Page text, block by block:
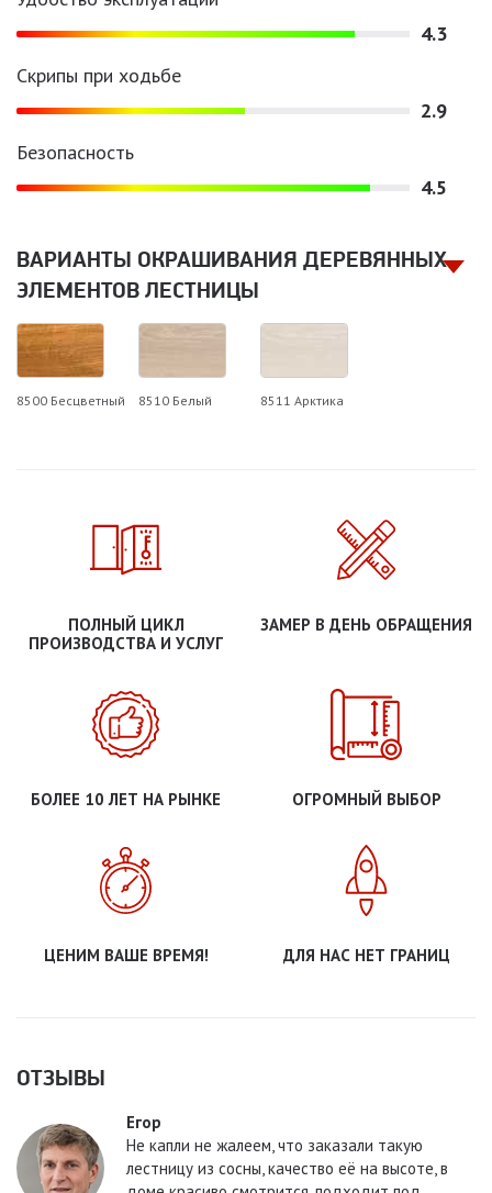
4.3
Скрипы при ходьбе
2.9
Безопасность
4.5
ВАРИАНТЫ ОКРАШИВАНИЯ ДЕРЕВЯННЫХ
ЭЛЕМЕНТОВ ЛЕСТНИЦЫ
8500 Бесцветный 8510 Белый 8511 Арктика
ПОЛНЫЙ ЦИКЛ
ПРОИЗВОДСТВА И УСЛУГ
ЗАМЕР В ДЕНЬ ОБРАЩЕНИЯ
БОЛЕЕ 10 ЛЕТ НА РЫНКЕ ОГРОМНЫЙ ВЫБОР
ЦЕНИМ ВАШЕ ВРЕМЯ! ДЛЯ НАС НЕТ ГРАНИЦ
ОТЗЫВЫ
Егор
Не капли не жалеем, что заказали такую
лестницу из сосны, качество её на высоте, в